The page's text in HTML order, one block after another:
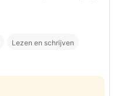
Lezen en schrijven